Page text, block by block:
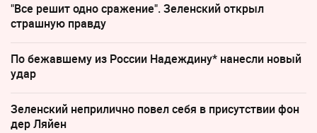
"Все решит одно сражение". Зеленский открыл
страшную правду
По бежавшему из России Надеждину* нанесли новый
удар
Зеленский неприлично повел cебя в присутствии фон
дер Ляйен